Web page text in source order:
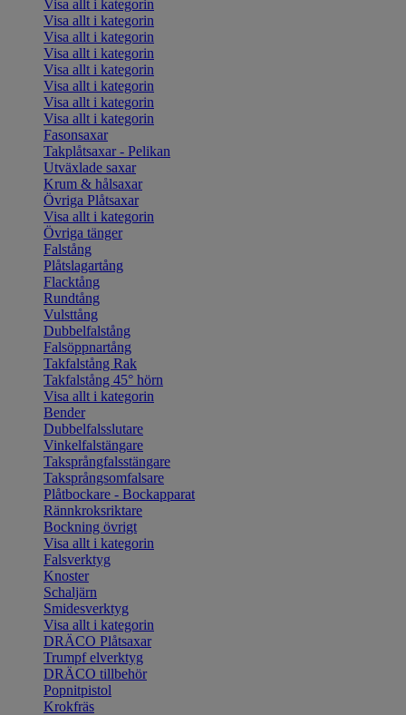
Visa allt i kategorin
Visa allt i kategorin
Visa allt i kategorin
Visa allt i kategorin
Visa allt i kategorin
Visa allt i kategorin
Visa allt i kategorin
Visa allt i kategorin
Fasonsaxar
Takplåtsaxar - Pelikan
Utväxlade saxar
Krum & hålsaxar
Övriga Plåtsaxar
Visa allt i kategorin
Övriga tänger
Falstång
Plåtslagartång
Flacktång
Rundtång
Vulsttång
Dubbelfalstång
Falsöppnartång
Takfalstång Rak
Takfalstång 45° hörn
Visa allt i kategorin
Bender
Dubbelfalsslutare
Vinkelfalstängare
Taksprångfalsstängare
Taksprångsomfalsare
Plåtbockare - Bockapparat
Rännkroksriktare
Bockning övrigt
Visa allt i kategorin
Falsverktyg
Knoster
Schaljärn
Smidesverktyg
Visa allt i kategorin
DRÄCO Plåtsaxar
Trumpf elverktyg
DRÄCO tillbehör
Popnitpistol
Krokfräs